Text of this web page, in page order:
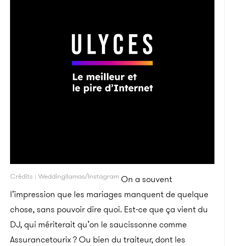
Crédits : Weddingllamas/Instagram On a souvent
l’impression que les mariages manquent de quelque
chose, sans pouvoir dire quoi. Est-ce que ça vient du
DJ, qui mériterait qu’on le saucissonne comme
Assurancetourix ? Ou bien du traiteur, dont les